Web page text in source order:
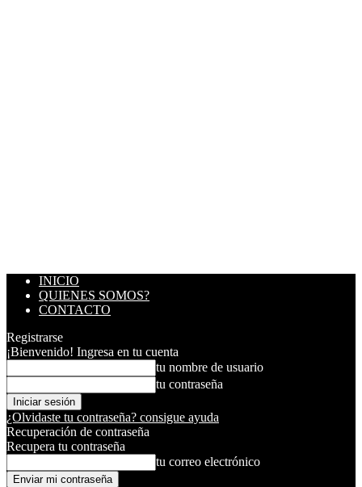
INICIO
QUIENES SOMOS?
CONTACTO
Registrarse
¡Bienvenido! Ingresa en tu cuenta
tu nombre de usuario
tu contraseña
¿Olvidaste tu contraseña? consigue ayuda
Recuperación de contraseña
Recupera tu contraseña
tu correo electrónico